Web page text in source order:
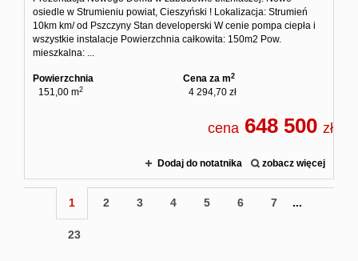
osiedle w Strumieniu powiat, Cieszyński ! Lokalizacja: Strumień
10km km/ od Pszczyny Stan developerski W cenie pompa ciepła i
wszystkie instalacje Powierzchnia całkowita: 150m2 Pow.
mieszkalna: ...
Powierzchnia
151,00 m2
Cena za m2
4 294,70 zł
cena 648 500 zł
Dodaj do notatnika zobacz więcej
1 2 3 4 5 6 7 ...
23